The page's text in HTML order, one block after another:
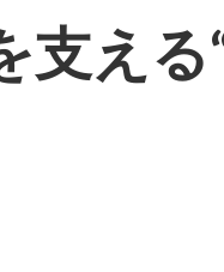
支える